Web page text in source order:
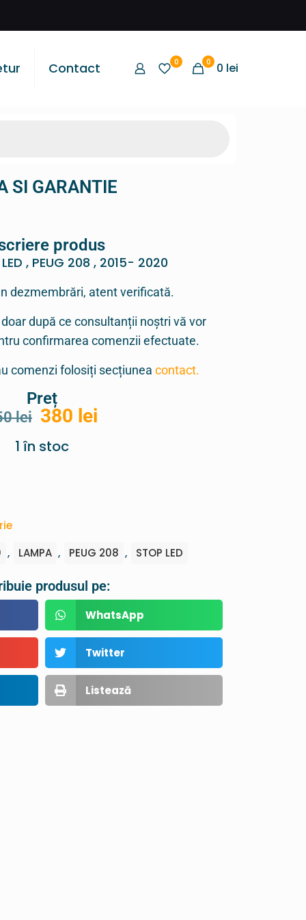
Contact 0 0 0 lei
SI GARANTIE
produs
, PEUG 208 , 2015- 2020
dezmembrări, atent verificată.
după ce consultanții noștri vă vor
confirmarea comenzii efectuate.
comenzi folosiți secțiunea contact.
Preț
lei 380 lei
1 în stoc
, LAMPA , PEUG 208 , STOP LED
produsul pe:
WhatsApp
Twitter
Listează